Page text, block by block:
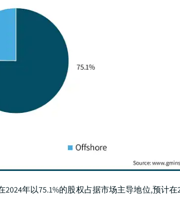
年以75.1%的股权占据市场主导地位,预计在